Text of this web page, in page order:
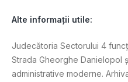
Alte informații utile:
Judecătoria Sectorului 4
Strada Gheorghe Danielopol
administrative moderne.